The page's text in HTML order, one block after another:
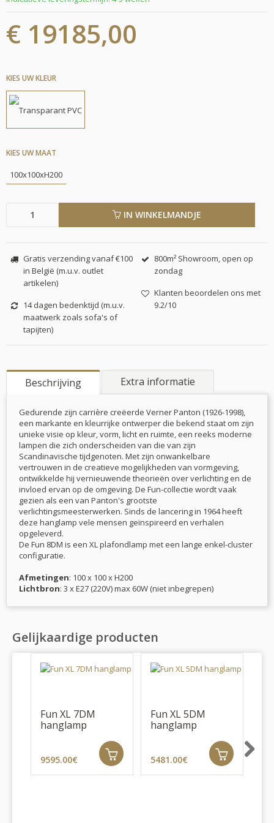
€ 19185,00
KIES UW KLEUR
KIES UW MAAT
100x100xH200
IN WINKELMANDJE
Gratis verzending vanaf €100
in België (m.u.v. outlet
artikelen)
14 dagen bedenktijd (m.u.v.
maatwerk zoals sofa's of
tapijten)
800m² Showroom, open op
zondag
Klanten beoordelen ons met
9.2/10
Beschrijving Extra informatie
Gedurende zijn carrière creëerde Verner Panton (1926-1998),
een markante en kleurrijke ontwerper die bekend staat om zijn
unieke visie op kleur, vorm, licht en ruimte, een reeks moderne
lampen die zich onderscheiden van die van zijn
Scandinavische tijdgenoten. Met zijn onwankelbare
vertrouwen in de creatieve mogelijkheden van vormgeving,
ontwikkelde hij vernieuwende theorieën over verlichting en de
invloed ervan op de omgeving. De Fun-collectie wordt vaak
gezien als een van Panton's grootste
verlichtingsmeesterwerken. Sinds de lancering in 1964 heeft
deze hanglamp vele mensen geïnspireerd en verhalen
opgeleverd.
De Fun 8DM is een XL plafondlamp met een lange enkel-cluster
configuratie.
Afmetingen: 100 x 100 x H200
Lichtbron: 3 x E27 (220V) max 60W (niet inbegrepen)
Gelijkaardige producten
Fun XL 7DM
hanglamp
9595.00€
Fun XL 5DM
hanglamp
5481.00€